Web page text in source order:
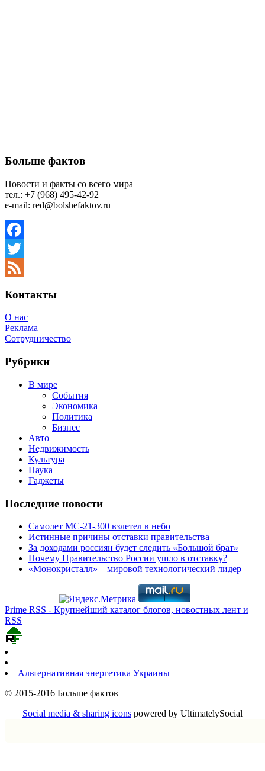
Больше фактов
Новости и факты со всего мира
тел.: +7 (968) 495-42-92
e-mail: red@bolshefaktov.ru
Facebook
Twitter
Контакты
О нас
Реклама
Сотрудничество
Рубрики
В мире
События
Экономика
Политика
Бизнес
Авто
Недвижимость
Культура
Наука
Гаджеты
Последние новости
Самолет МС-21-300 взлетел в небо
Истинные причины отставки правительства
За доходами россиян будет следить «Большой брат»
Почему Правительство России ушло в отставку?
«Монокристалл» – мировой технологический лидер
Prime RSS - Крупнейший каталог блогов, новостных лент и
RSS
Альтернативная энергетика Украины
© 2015-2016 Больше фактов
Social media & sharing icons powered by UltimatelySocial